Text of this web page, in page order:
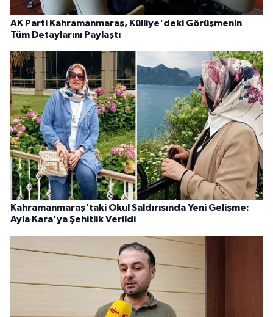
AK Parti Kahramanmaraş, Külliye'deki Görüşmenin
Tüm Detaylarını Paylaştı
Kahramanmaraş'taki Okul Saldırısında Yeni Gelişme:
Ayla Kara'ya Şehitlik Verildi